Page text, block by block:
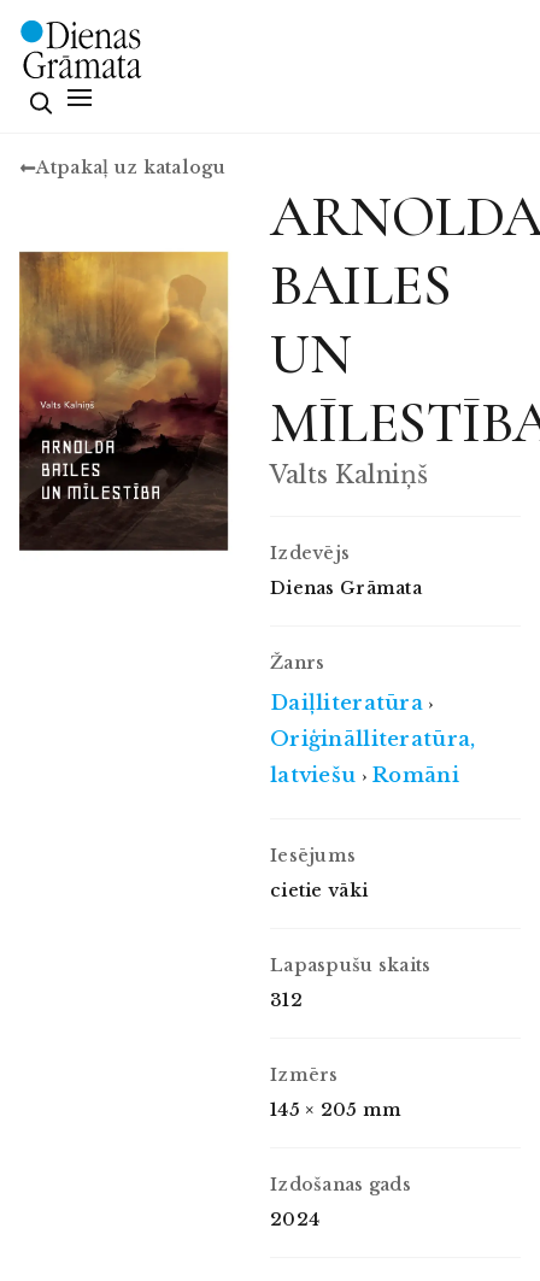
Atpakaļ uz katalogu
BAILES
UN
Valts Kalniņš
Izdevējs
Dienas Grāmata
Žanrs
Daiļliteratūra ›
Oriģinālliteratūra,
latviešu ›Romāni
Iesējums
cietie vāki
Lapaspušu skaits
312
Izmērs
145 × 205 mm
Izdošanas gads
2024